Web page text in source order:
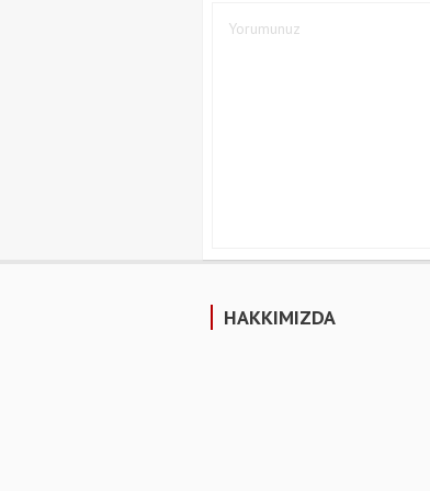
HAKKIMIZDA